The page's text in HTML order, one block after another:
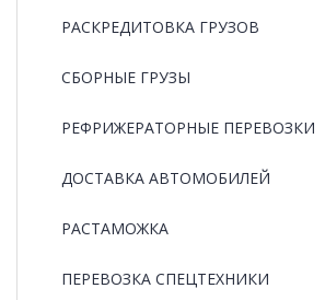
РАCКРЕДИТОВКА ГРУЗОВ
СБОРНЫЕ ГРУЗЫ
РЕФРИЖЕРАТОРНЫЕ ПЕРЕВОЗКИ
ДОСТАВКА АВТОМОБИЛЕЙ
РАСТАМОЖКА
ПЕРЕВОЗКА СПЕЦТЕХНИКИ